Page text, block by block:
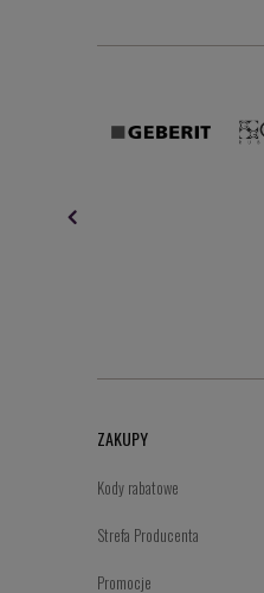
ZAKUPY
Kody rabatowe
Strefa Producenta
Promocje